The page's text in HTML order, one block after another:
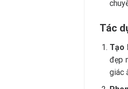
Tác
Tạo
đẹp
giác